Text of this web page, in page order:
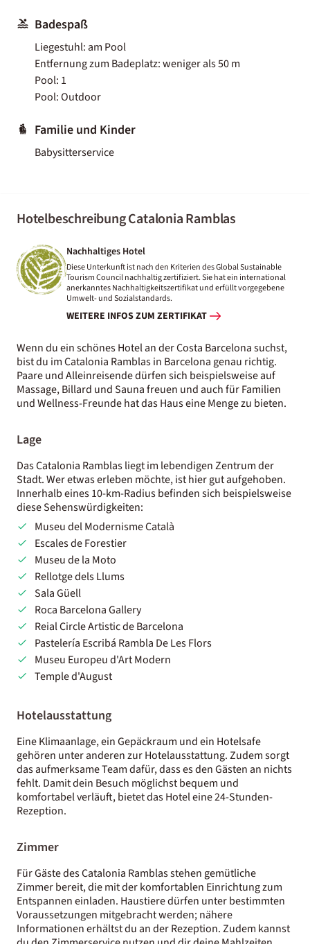
Badespaß
Liegestuhl: am Pool
Entfernung zum Badeplatz: weniger als 50 m
Pool: 1
Pool: Outdoor
Familie und Kinder
Babysitterservice
Hotelbeschreibung Catalonia Ramblas
Nachhaltiges Hotel
Diese Unterkunft ist nach den Kriterien des Global Sustainable
Tourism Council nachhaltig zertifiziert. Sie hat ein international
anerkanntes Nachhaltigkeitszertifikat und erfüllt vorgegebene
Umwelt- und Sozialstandards.
WEITERE INFOS ZUM ZERTIFIKAT
Wenn du ein schönes Hotel an der Costa Barcelona suchst,
bist du im Catalonia Ramblas in Barcelona genau richtig.
Paare und Alleinreisende dürfen sich beispielsweise auf
Massage, Billard und Sauna freuen und auch für Familien
und Wellness-Freunde hat das Haus eine Menge zu bieten.
Lage
Das Catalonia Ramblas liegt im lebendigen Zentrum der
Stadt. Wer etwas erleben möchte, ist hier gut aufgehoben.
Innerhalb eines 10-km-Radius befinden sich beispielsweise
diese Sehenswürdigkeiten:
Museu del Modernisme Català
Escales de Forestier
Museu de la Moto
Rellotge dels Llums
Sala Güell
Roca Barcelona Gallery
Reial Circle Artistic de Barcelona
Pastelería Escribá Rambla De Les Flors
Museu Europeu d'Art Modern
Temple d'August
Hotelausstattung
Eine Klimaanlage, ein Gepäckraum und ein Hotelsafe
gehören unter anderen zur Hotelausstattung. Zudem sorgt
das aufmerksame Team dafür, dass es den Gästen an nichts
fehlt. Damit dein Besuch möglichst bequem und
komfortabel verläuft, bietet das Hotel eine 24-Stunden-
Rezeption.
Zimmer
Für Gäste des Catalonia Ramblas stehen gemütliche
Zimmer bereit, die mit der komfortablen Einrichtung zum
Entspannen einladen. Haustiere dürfen unter bestimmten
Voraussetzungen mitgebracht werden; nähere
Informationen erhältst du an der Rezeption. Zudem kannst